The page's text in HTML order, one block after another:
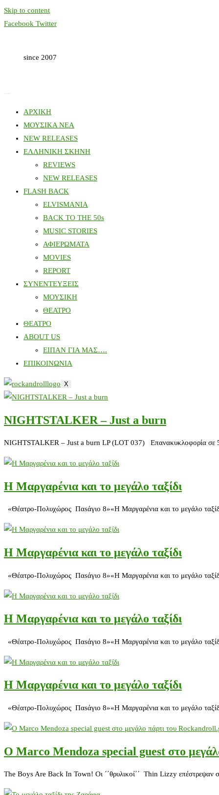
Skip to content
Facebook Twitter
since 2007
ΑΡΧΙΚΗ
ΜΟΥΣΙΚΑ ΝΕΑ
NEW RELEASES
ΕΛΛΗΝΙΚΗ ΣΚΗΝΗ
REVIEWS
NEW RELEASES
FLASH BACK
ELVISMANIA
BACK TO THE 50s
MUSIC STORIES
ΑΦΙΕΡΩΜΑΤΑ
MOVIES
REPORT
ΣΥΝΕΝΤΕΥΞΕΙΣ
ΜΟΥΣΙΚΗ
ΘΕΑΤΡΟ
ΘΕΑΤΡΟ
ABOUT US
ΕΙΠΑΝ ΓΙΑ ΜΑΣ….
ΕΠΙΚΟΙΝΩΝΙΑ
X
NIGHTSTALKER – Just a burn
NIGHTSTALKER – Just a burn LP (LOT 037) Eπανακυκλοφορία σε
H Μαργαρένια και το μεγάλο ταξίδι
«Θέατρο-Πολυχώρος Παsάγιο 8»«H Μαργαρένια και το μεγάλο
H Μαργαρένια και το μεγάλο ταξίδι
«Θέατρο-Πολυχώρος Παsάγιο 8»«H Μαργαρένια και το μεγάλο
H Μαργαρένια και το μεγάλο ταξίδι
«Θέατρο-Πολυχώρος Παsάγιο 8»«H Μαργαρένια και το μεγάλο
H Μαργαρένια και το μεγάλο ταξίδι
«Θέατρο-Πολυχώρος Παsάγιο 8»«H Μαργαρένια και το μεγάλο
Ο Marco Mendoza special guest στο
The Boys Are Back In Town! Οι ΄΄θρυλικοί΄΄ Thin Lizzy